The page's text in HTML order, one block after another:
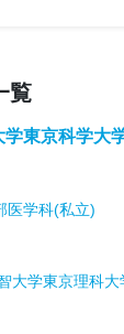
覧
学東京科学大
医学科(私立)
大学東京理科大